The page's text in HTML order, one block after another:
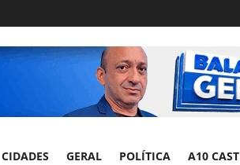
CIDADES GERAL POLÍTICA A10 CAST